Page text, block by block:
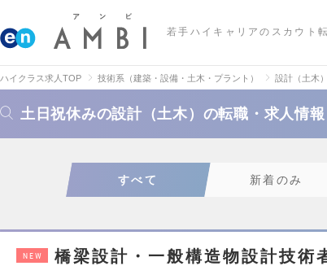
若手ハイキャリアのスカウト
ハイクラス求人TOP 技術系（建築・設備・土木・プラント） 設計（土木）
土日祝休みの設計（土木）の転職・求人情報
すべて 新着のみ
NEW
橋梁設計・一般構造物設計技術